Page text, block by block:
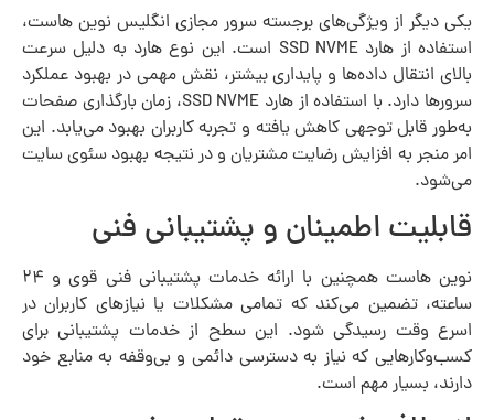
یکی دیگر از ویژگی‌های برجسته سرور مجازی انگلیس نوین هاست،
استفاده از هارد SSD NVME است. این نوع هارد به دلیل سرعت
بالای انتقال داده‌ها و پایداری بیشتر، نقش مهمی در بهبود عملکرد
سرورها دارد. با استفاده از هارد SSD NVME، زمان بارگذاری صفحات
به‌طور قابل توجهی کاهش یافته و تجربه کاربران بهبود می‌یابد. این
امر منجر به افزایش رضایت مشتریان و در نتیجه بهبود سئوی سایت
می‌شود.
قابلیت اطمینان و پشتیبانی فنی
نوین هاست همچنین با ارائه خدمات پشتیبانی فنی قوی و ۲۴
ساعته، تضمین می‌کند که تمامی مشکلات یا نیازهای کاربران در
اسرع وقت رسیدگی شود. این سطح از خدمات پشتیبانی برای
کسب‌وکارهایی که نیاز به دسترسی دائمی و بی‌وقفه به منابع خود
دارند، بسیار مهم است.